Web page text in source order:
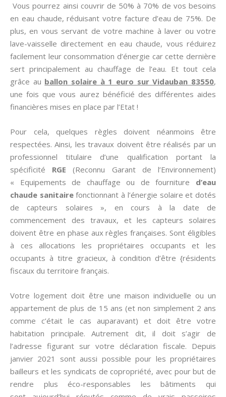
Vous pourrez ainsi couvrir de 50% à 70% de vos besoins
en eau chaude, réduisant votre facture d’eau de 75%. De
plus, en vous servant de votre machine à laver ou votre
lave-vaisselle directement en eau chaude, vous réduirez
facilement leur consommation d’énergie car cette dernière
sert principalement au chauffage de l’eau. Et tout cela
grâce au ballon solaire à 1 euro sur Vidauban 83550,
une fois que vous aurez bénéficié des différentes aides
financières mises en place par l’Etat !
Pour cela, quelques règles doivent néanmoins être
respectées. Ainsi, les travaux doivent être réalisés par un
professionnel titulaire d’une qualification portant la
spécificité RGE(Reconnu Garant de l’Environnement)
« Equipements de chauffage ou de fourniture d’eau
chaude sanitairefonctionnant à l’énergie solaire et dotés
de capteurs solaires », en cours à la date de
commencement des travaux, et les capteurs solaires
doivent être en phase aux règles françaises. Sont éligibles
à ces allocations les propriétaires occupants et les
occupants à titre gracieux, à condition d’être {résidents
fiscaux du territoire français.
Votre logement doit être une maison individuelle ou un
appartement de plus de 15 ans (et non simplement 2 ans
comme c’était le cas auparavant) et doit être votre
habitation principale. Autrement dit, il doit s’agir de
l’adresse figurant sur votre déclaration fiscale. Depuis
janvier 2021 sont aussi possible pour les propriétaires
bailleurs et les syndicats de copropriété, avec pour but de
rendre plus éco-responsables les bâtiments qui